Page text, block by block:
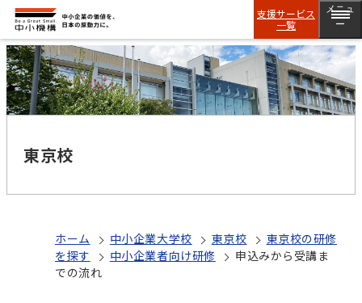
支援サービス
一覧
メニュ
ー
東京校
ホーム 中小企業大学校 東京校
東京校の研修
を探す
中小企業者向け研修
申込みから受講ま
での流れ